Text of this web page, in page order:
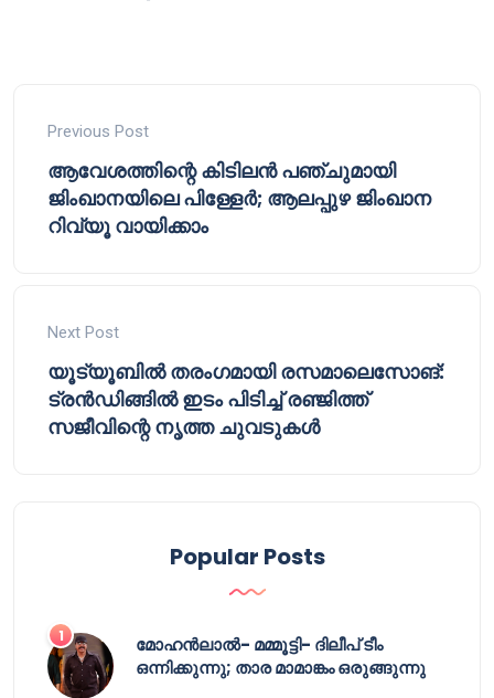
Previous Post
ആവേശത്തിന്റെ കിടിലൻ പഞ്ചുമായി
ജിംഖാനയിലെ പിള്ളേർ; ആലപ്പുഴ ജിംഖാന
റിവ്യൂ വായിക്കാം
Next Post
യൂട്യൂബിൽ തരംഗമായി രസമാലെസോങ്:
ട്രൻഡിങ്ങിൽ ഇടം പിടിച്ച് രഞ്ജിത്ത്
സജീവിന്റെ നൃത്ത ചുവടുകൾ
Popular Posts
മോഹൻലാൽ- മമ്മൂട്ടി- ദിലീപ് ടീം
ഒന്നിക്കുന്നു; താര മാമാങ്കം ഒരുങ്ങുന്നു